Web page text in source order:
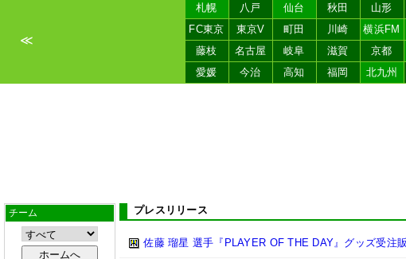
≪
札幌 八戸 仙台 秋田 山形
FC東京
東京V 町田 川崎 横浜FM
藤枝
名古屋 岐阜 滋賀 京都
愛媛
今治 高知 福岡 北九州
チーム プレスリリース
佐藤 瑠星 選手『PLAYER OF THE DAY』グッズ受注